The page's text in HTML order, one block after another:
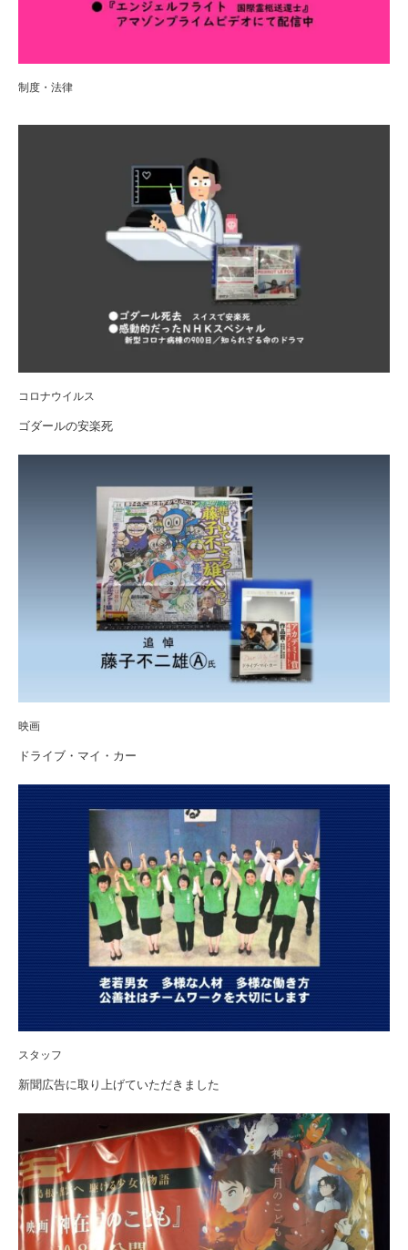
制度・法律
コロナウイルス
ゴダールの安楽死
映画
ドライブ・マイ・カー
スタッフ
新聞広告に取り上げていただきました